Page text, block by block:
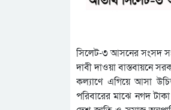
সিলেট-৩ আসনের সংসদ
দাবী দাওয়া বাস্তবায়নে
কল্যাণে এগিয়ে আসা
পরিবারের মাঝে নগদ